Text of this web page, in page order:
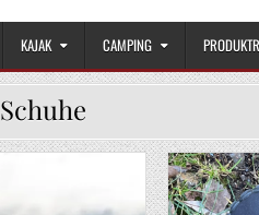
KAJAK CAMPING
Schuhe
Posted in